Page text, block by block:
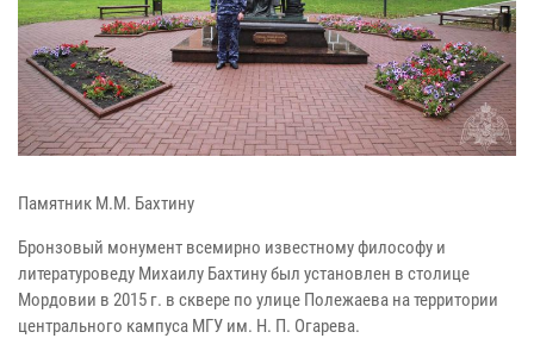
Памятник М.М. Бахтину
Бронзовый монумент всемирно известному философу и
литературоведу Михаилу Бахтину был установлен в столице
Мордовии в 2015 г. в сквере по улице Полежаева на территории
центрального кампуса МГУ им. Н. П. Огарева.